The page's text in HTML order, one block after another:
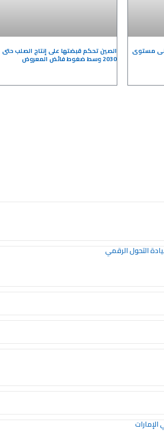
مستوى الصين تحكم قبضتها على إنتاج الصلب حتى
2030 وسط ضغوط فائض المعروض
التحول الرقمي
PagePage